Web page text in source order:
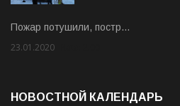
Пожар потушили, постр…
23.01.2020
НОВОСТНОЙ КАЛЕНДАРЬ